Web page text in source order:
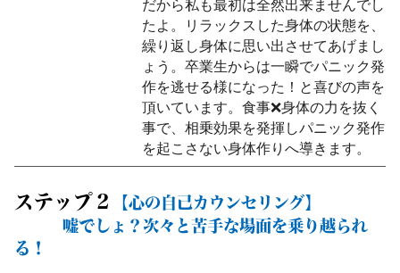
だから私も最初は全然出来ませんでし
たよ。リラックスした身体の状態を、
繰り返し身体に思い出させてあげまし
ょう。卒業生からは一瞬でパニック発
作を逃せる様になった！と喜びの声を
頂いています。食事❌身体の力を抜く
事で、相乗効果を発揮しパニック発作
を起こさない身体作りへ導きます。
ステップ２
【心の自己カウンセリング】
嘘でしょ？次々と苦手な場面を乗り越られ
る！